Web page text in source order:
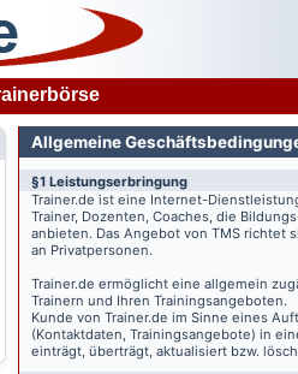
Allgemeine
§1 Leistungserbringung
Trainer.de ist eine Internet-
Trainer, Dozenten, Coaches, die
anbieten. Das Angebot von TMS richtet
an Privatpersonen.
Trainer.de ermöglicht eine allgemein
Trainern und Ihren Trainingsangeboten.
Kunde von Trainer.de im Sinne eines
(Kontaktdaten, Trainingsangebote) in
einträgt, überträgt, aktualisiert bzw.